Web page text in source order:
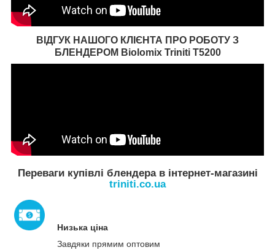
ВІДГУК НАШОГО КЛІЄНТА ПРО РОБОТУ З
БЛЕНДЕРОМ Biolomix Triniti T5200
Переваги купівлі блендера в інтернет-магазині
triniti.co.ua
Низька ціна
Завдяки прямим оптовим